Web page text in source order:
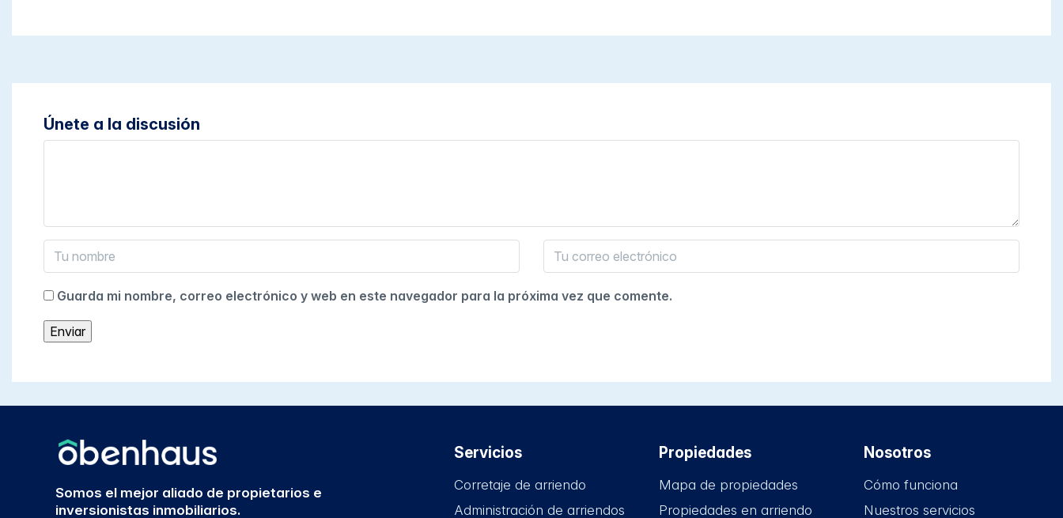
Únete a la discusión
Guarda mi nombre, correo electrónico y web en este navegador para la próxima vez que comente.
Somos el mejor aliado de propietarios e
inversionistas inmobiliarios.
Servicios
Corretaje de arriendo
Administración de arriendos
Propiedades
Mapa de propiedades
Propiedades en arriendo
Nosotros
Cómo funciona
Nuestros servicios